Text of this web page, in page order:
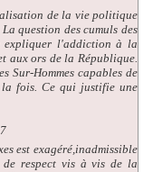
de la vie politique
question des cumuls des
expliquer l'addiction à la
aux ors de la République.
Sur-Hommes capables de
fois. Ce qui justifie une
est exagéré,inadmissible
de respect vis à vis de la